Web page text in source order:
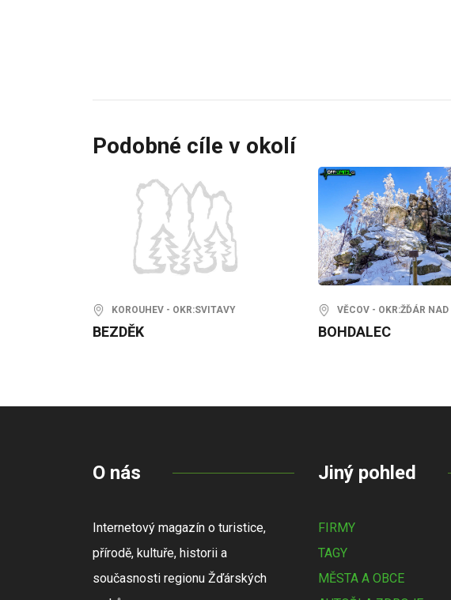
Podobné cíle v okolí
KOROUHEV - OKR:SVITAVY
BEZDĚK
VĚCOV - OKR:ŽĎÁR
BOHDALEC
O nás
Internetový magazín o turistice,
přírodě, kultuře, historii a
současnosti regionu Žďárských
Jiný pohled
FIRMY
TAGY
MĚSTA A OBCE